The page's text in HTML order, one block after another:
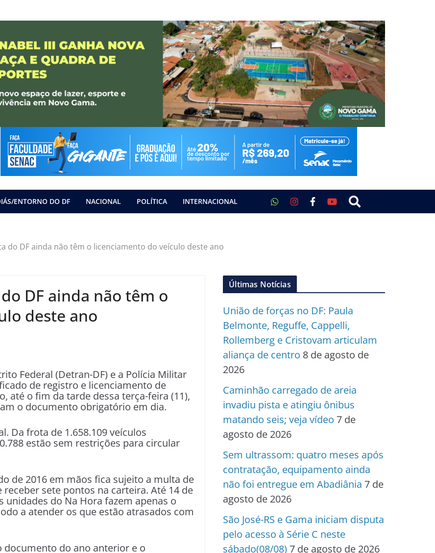
ENTORNO DO DF NACIONAL POLÍTICA INTERNACIONAL
do DF ainda não têm o licenciamento do veículo deste ano
DF ainda não têm o
deste ano
Federal (Detran-DF) e a Polícia Militar
de registro e licenciamento de
até o fim da tarde dessa terça-feira (11),
o documento obrigatório em dia.
Da frota de 1.658.109 veículos
estão sem restrições para circular
de 2016 em mãos fica sujeito a multa de
receber sete pontos na carteira. Até 14 de
do Na Hora fazem apenas o
a atender os que estão atrasados com
documento do ano anterior e o
Últimas Notícias
União de forças no DF: Paula
Belmonte, Reguffe, Cappelli,
Rollemberg e Cristovam articulam
aliança de centro 8 de agosto de
2026
Caminhão carregado de areia
invadiu pista e atingiu ônibus
matando seis; veja vídeo 7 de
agosto de 2026
Sem ultrassom: quatro meses após
contratação, equipamento ainda
não foi entregue em Abadiânia 7 de
agosto de 2026
São José-RS e Gama iniciam disputa
pelo acesso à Série C neste
sábado(08/08) 7 de agosto de 2026